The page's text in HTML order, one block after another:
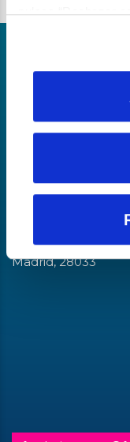
pulsas “Rechazar
son
por tanto no se
La
Sede central
Complejo
Edificio La Encina
Madrid, 28033